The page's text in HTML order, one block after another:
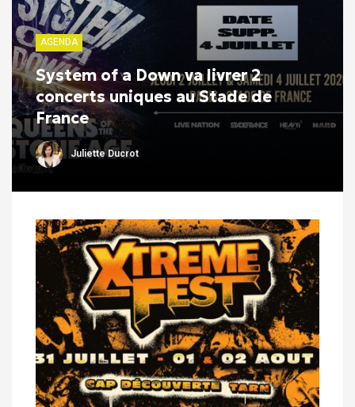
AGENDA
System of a Down va livrer 2
concerts uniques au Stade de
France
Juliette Ducrot